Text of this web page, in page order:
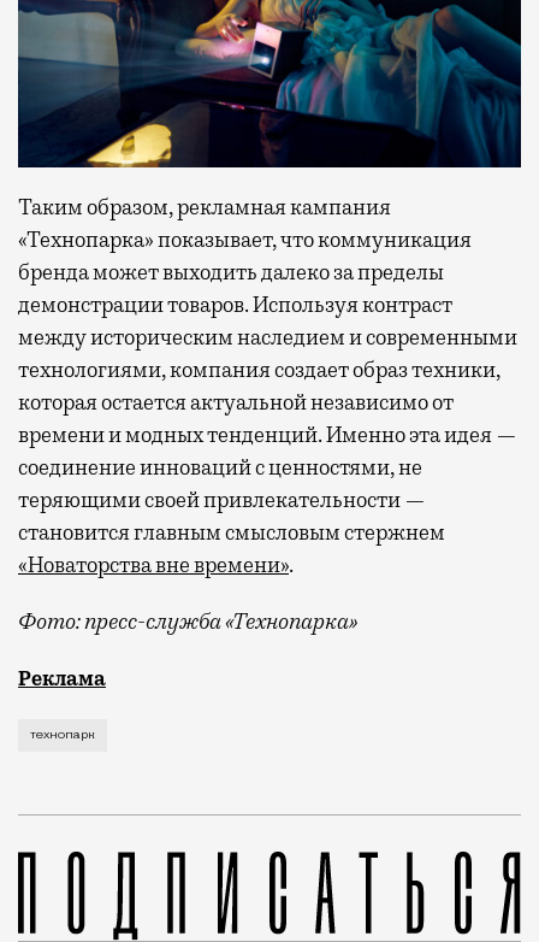
Таким образом, рекламная кампания
«Технопарка» показывает, что коммуникация
бренда может выходить далеко за пределы
демонстрации товаров. Используя контраст
между историческим наследием и современными
технологиями, компания создает образ техники,
которая остается актуальной независимо от
времени и модных тенденций. Именно эта идея —
соединение инноваций с ценностями, не
теряющими своей привлекательности —
становится главным смысловым стержнем
«Новаторства вне времени».
Фото: пресс-служба «Технопарка»
Рекламные кампании техники редко выходят за
Реклама
технопарк